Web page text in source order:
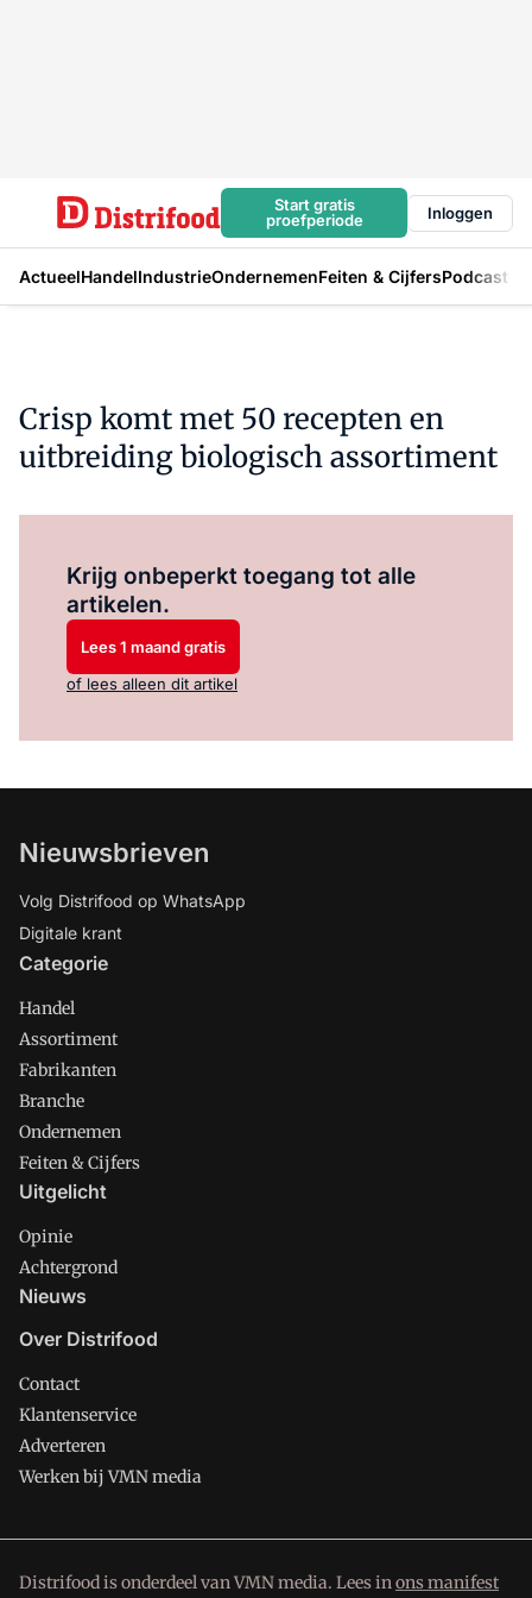
Start gratis
proefperiode
Inloggen
ActueelHandelIndustrieOndernemenFeiten & CijfersPodcast
Crisp komt met 50 recepten en
uitbreiding biologisch assortiment
Krijg onbeperkt toegang tot alle
artikelen.
Lees 1 maand gratis
of lees alleen dit artikel
Nieuwsbrieven
Volg Distrifood op WhatsApp
Digitale krant
Categorie
Handel
Assortiment
Fabrikanten
Branche
Ondernemen
Feiten & Cijfers
Uitgelicht
Opinie
Achtergrond
Nieuws
Over Distrifood
Contact
Klantenservice
Adverteren
Werken bij VMN media
Distrifood is onderdeel van VMN media. Lees inons manifest